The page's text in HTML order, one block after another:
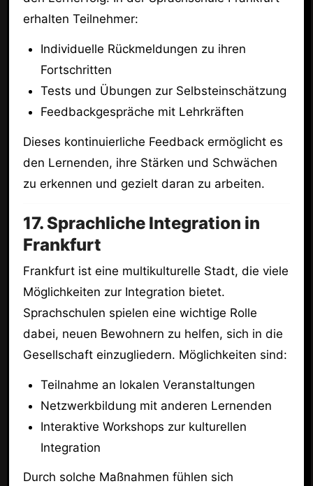
erhalten Teilnehmer:
Individuelle Rückmeldungen zu ihren
Fortschritten
Tests und Übungen zur Selbsteinschätzung
Feedbackgespräche mit Lehrkräften
Dieses kontinuierliche Feedback ermöglicht es
den Lernenden, ihre Stärken und Schwächen
zu erkennen und gezielt daran zu arbeiten.
17. Sprachliche Integration in
Frankfurt
Frankfurt ist eine multikulturelle Stadt, die viele
Möglichkeiten zur Integration bietet.
Sprachschulen spielen eine wichtige Rolle
dabei, neuen Bewohnern zu helfen, sich in die
Gesellschaft einzugliedern. Möglichkeiten sind:
Teilnahme an lokalen Veranstaltungen
Netzwerkbildung mit anderen Lernenden
Interaktive Workshops zur kulturellen
Integration
Durch solche Maßnahmen fühlen sich